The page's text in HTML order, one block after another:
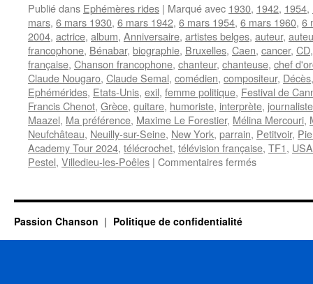
Publié dans Ephémères rides | Marqué avec 1930, 1942, 1954,
mars, 6 mars 1930, 6 mars 1942, 6 mars 1954, 6 mars 1960, 6
2004, actrice, album, Anniversaire, artistes belges, auteur,
francophone, Bénabar, biographie, Bruxelles, Caen, cancer, CD
française, Chanson francophone, chanteur, chanteuse, chef
Claude Nougaro, Claude Semal, comédien, compositeur, Décès
Ephémérides, Etats-Unis, exil, femme politique, Festival de
Francis Chenot, Grèce, guitare, humoriste, interprète, journaliste
Maazel, Ma préférence, Maxime Le Forestier, Mélina Mercouri,
Neufchâteau, Neuilly-sur-Seine, New York, parrain, Petitvoir,
Academy Tour 2024, télécrochet, télévision française, TF1, USA
Pestel, Villedieu-les-Poêles | Commentaires ferméssur
Passion Chanson Politique de confidentialité